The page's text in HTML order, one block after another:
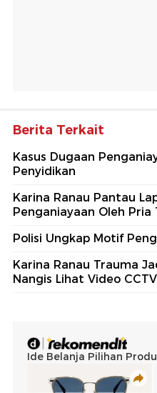
Berita Terkait
Kasus Dugaan
Penyidikan
Karina Ranau Pantau
Penganiayaan Oleh Pria
Polisi Ungkap Motif
Karina Ranau Trauma
Nangis Lihat Video CCTV